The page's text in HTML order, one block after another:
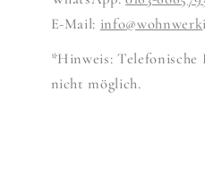
E-Mail: info@wohnwerk
*Hinweis: Telefonische
nicht möglich.